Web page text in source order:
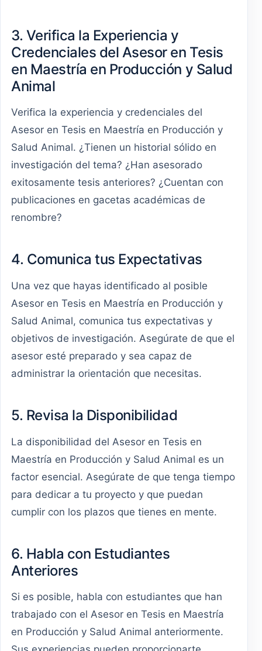
3. Verifica la Experiencia y
Credenciales del Asesor en Tesis
en Maestría en Producción y Salud
Animal
Verifica la experiencia y credenciales del
Asesor en Tesis en Maestría en Producción y
Salud Animal. ¿Tienen un historial sólido en
investigación del tema? ¿Han asesorado
exitosamente tesis anteriores? ¿Cuentan con
publicaciones en gacetas académicas de
renombre?
4. Comunica tus Expectativas
Una vez que hayas identificado al posible
Asesor en Tesis en Maestría en Producción y
Salud Animal, comunica tus expectativas y
objetivos de investigación. Asegúrate de que el
asesor esté preparado y sea capaz de
administrar la orientación que necesitas.
5. Revisa la Disponibilidad
La disponibilidad del Asesor en Tesis en
Maestría en Producción y Salud Animal es un
factor esencial. Asegúrate de que tenga tiempo
para dedicar a tu proyecto y que puedan
cumplir con los plazos que tienes en mente.
6. Habla con Estudiantes
Anteriores
Si es posible, habla con estudiantes que han
trabajado con el Asesor en Tesis en Maestría
en Producción y Salud Animal anteriormente.